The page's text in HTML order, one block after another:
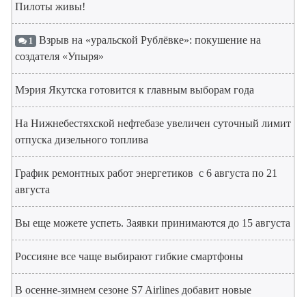
Пилоты живы!
1 Взрыв на «уральской Рублёвке»: покушение на
создателя «Упыря»
Мэрия Якутска готовится к главным выборам года
На Нижнебестяхской нефтебазе увеличен суточный лимит
отпуска дизельного топлива
График ремонтных работ энергетиков с 6 августа по 21
августа
Вы еще можете успеть. Заявки принимаются до 15 августа
Россияне все чаще выбирают гибкие смартфоны
В осенне-зимнем сезоне S7 Airlines добавит новые